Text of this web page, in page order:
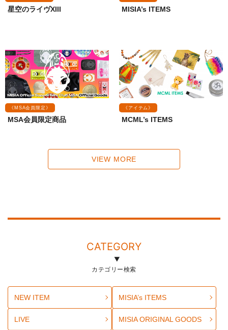
星空のライヴXIII MISIA’s ITEMS
《MSA会員限定》
MSA会員限定商品
《アイテム》
MCML’s ITEMS
VIEW MORE
CATEGORY
カテゴリー検索
NEW ITEM MISIA’s ITEMS
LIVE MISIA ORIGINAL GOODS